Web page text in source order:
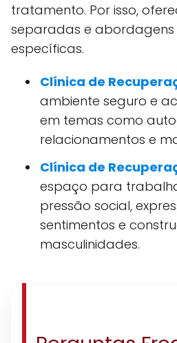
tratamento. Por isso,
separadas e
específicas.
Clínica de
ambiente seguro e
em temas como
relacionamentos e
Clínica de
espaço para
pressão social,
sentimentos e
masculinidades.